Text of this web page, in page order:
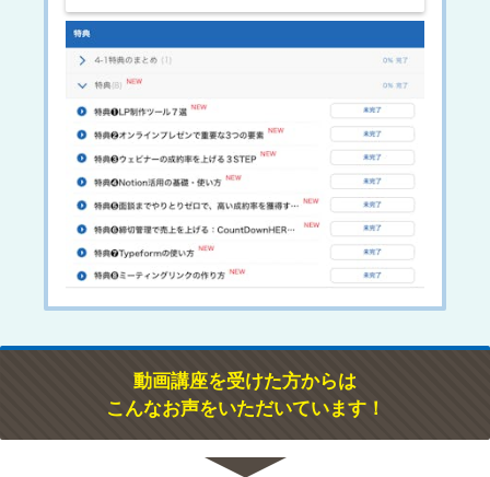
動画講座を受けた方からは
こんなお声をいただいています！